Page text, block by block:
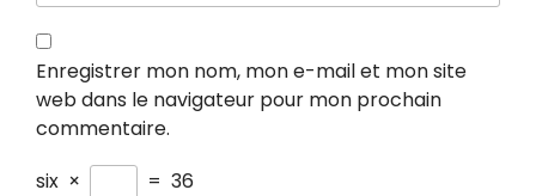
Enregistrer mon nom, mon e-mail et mon site
web dans le navigateur pour mon prochain
commentaire.
six × = 36